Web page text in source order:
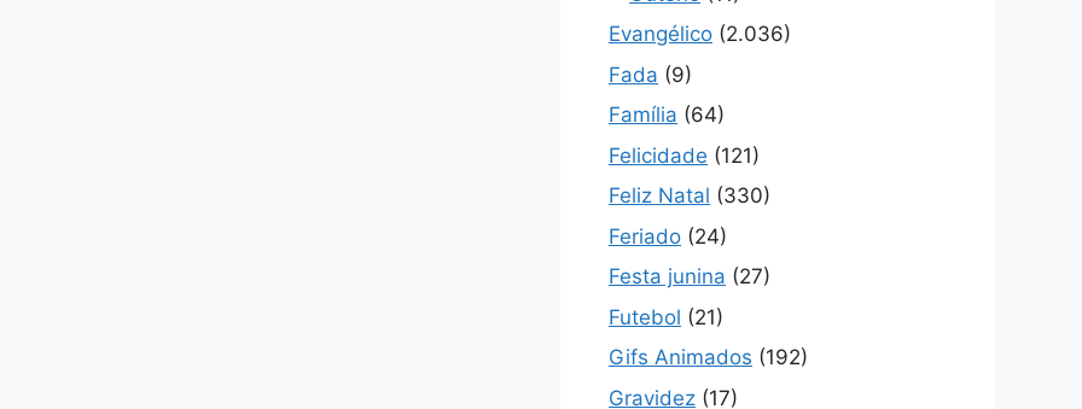
Evangélico (2.036)
Fada (9)
Família (64)
Felicidade (121)
Feliz Natal (330)
Feriado (24)
Festa junina (27)
Futebol (21)
Gifs Animados (192)
Gravidez (17)